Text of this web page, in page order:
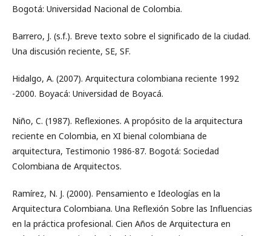
Bogotá: Universidad Nacional de Colombia.
Barrero, J. (s.f.). Breve texto sobre el significado de la ciudad.
Una discusión reciente, SE, SF.
Hidalgo, A. (2007). Arquitectura colombiana reciente 1992
-2000. Boyacá: Universidad de Boyacá.
Niño, C. (1987). Reflexiones. A propósito de la arquitectura
reciente en Colombia, en XI bienal colombiana de
arquitectura, Testimonio 1986-87. Bogotá: Sociedad
Colombiana de Arquitectos.
Ramírez, N. J. (2000). Pensamiento e Ideologías en la
Arquitectura Colombiana. Una Reflexión Sobre las Influencias
en la práctica profesional. Cien Años de Arquitectura en